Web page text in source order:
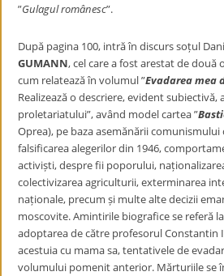
”Gulagul românesc”.
După pagina 100, intră în discurs soțul
GUMANN, cel care a fost arestat de două
cum relatează în volumul ”Evadarea mea
Realizează o descriere, evident subiectivă,
proletariatului”, având model cartea ”
Oprea), pe baza asemănării comunismului
falsificarea alegerilor din 1946,
activiști, despre fii poporului,
colectivizarea agriculturii, exterminarea
naționale, precum și multe alte decizii
moscovite. Amintirile biografice se referă
adoptarea de către profesorul Constantin
acestuia cu mama sa, tentativele de
volumului pomenit anterior. Mărturiile se